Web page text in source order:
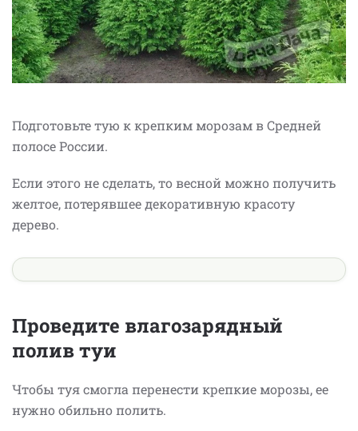
Подготовьте тую к крепким морозам в Средней
полосе России.
Если этого не сделать, то весной можно получить
желтое, потерявшее декоративную красоту
дерево.
Проведите влагозарядный
полив туи
Чтобы туя смогла перенести крепкие морозы, ее
нужно обильно полить.